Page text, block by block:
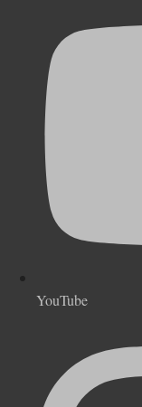
YouTube